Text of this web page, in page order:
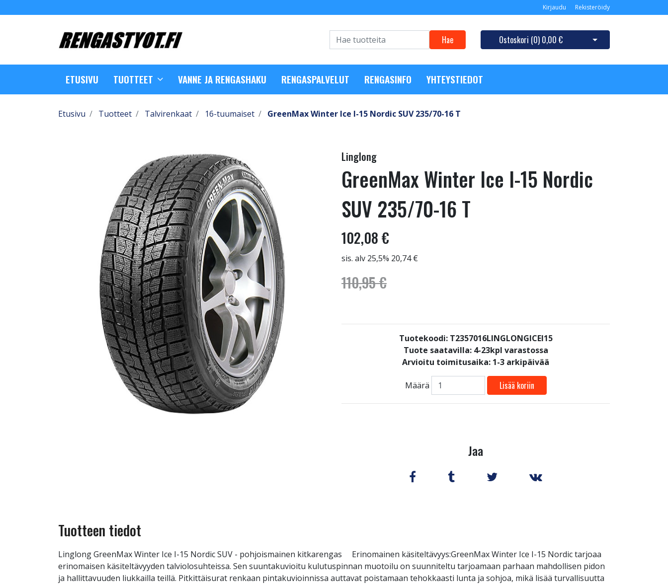
Kirjaudu Rekisteröidy
Hae Ostoskori (0) 0,00 € Avaa ostoskori
ETUSIVU TUOTTEET VANNE JA RENGASHAKU RENGASPALVELUT RENGASINFO YHTEYSTIEDOT
Etusivu Tuotteet Talvirenkaat 16-tuumaiset GreenMax Winter Ice I-15 Nordic SUV 235/70-16 T
Linglong
GreenMax Winter Ice I-15 Nordic
SUV 235/70-16 T
102,08 €
sis. alv 25,5% 20,74 €
110,95 €
Tuotekoodi: T2357016LINGLONGICEI15
Tuote saatavilla: 4-23kpl varastossa
Arvioitu toimitusaika: 1-3 arkipäivää
Määrä Lisää koriin
Jaa
Tuotteen tiedot
Linglong GreenMax Winter Ice I-15 Nordic SUV - pohjoismainen kitkarengas Erinomainen käsiteltävyys:GreenMax Winter Ice I-15 Nordic tarjoaa
erinomaisen käsiteltävyyden talviolosuhteissa. Sen suuntakuvioitu kulutuspinnan muotoilu on suunniteltu tarjoamaan parhaan mahdollisen pidon
ja hallittavuuden liukkailla teillä. Pitkittäisurat renkaan pintakuvioinnissa auttavat poistamaan tehokkaasti lunta ja sohjoa, mikä lisää turvallisuutta